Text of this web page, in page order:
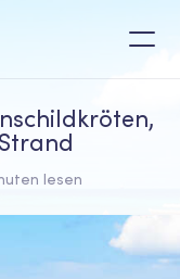
lesen